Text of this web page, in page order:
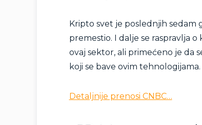
Kripto svet je poslednjih sedam
premestio. I dalje se raspravlja
ovaj sektor, ali primećeno je da
koji se bave ovim tehnologijama.
Detaljnije prenosi CNBC…